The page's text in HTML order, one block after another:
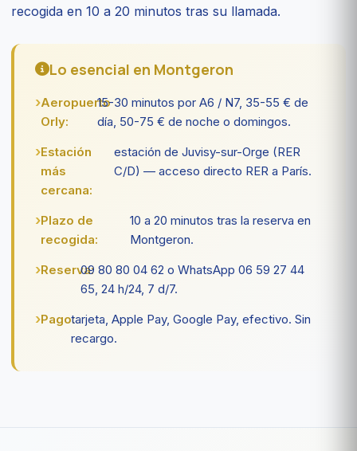
recogida en 10 a 20 minutos tras su llamada.
Lo esencial en Montgeron
Aeropuerto
Orly:
15-30 minutos por A6 / N7, 35-55 € de
día, 50-75 € de noche o domingos.
Estación
más
cercana:
estación de Juvisy-sur-Orge (RER
C/D) — acceso directo RER a París.
Plazo de
recogida:
10 a 20 minutos tras la reserva en
Montgeron.
Reserva:09 80 80 04 62 o WhatsApp 06 59 27 44
65, 24 h/24, 7 d/7.
Pago:tarjeta, Apple Pay, Google Pay, efectivo. Sin
recargo.